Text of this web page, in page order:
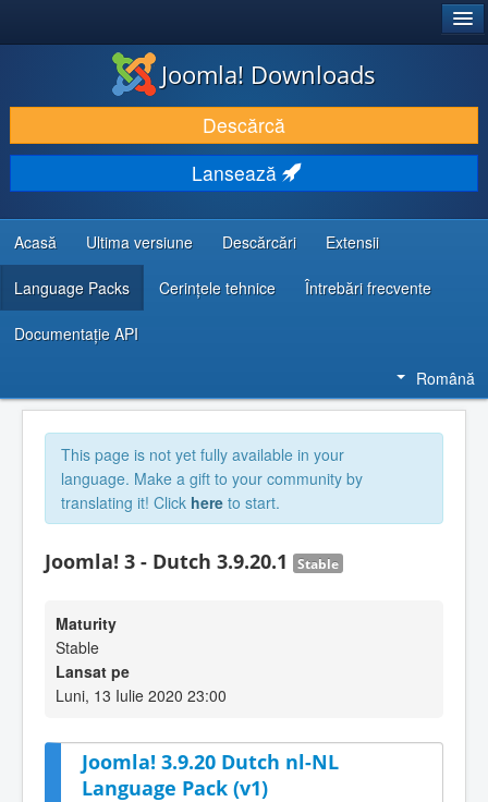
DESCARCĂ & ȘI EXTINDE
DESCOPERĂ & ÎNVAȚĂ
COMUNITATE & SUPORT
RESURSE DEZVOLTATORI
Joomla! Downloads
Descărcă
Lansează
Acasă Ultima versiune Descărcări Extensii
Language Packs Cerințele tehnice Întrebări frecvente
Documentaţie API
Română
This page is not yet fully available in your
language. Make a gift to your community by
translating it! Click here to start.
Joomla! 3 - Dutch 3.9.20.1 Stable
Maturity
Stable
Lansat pe
Luni, 13 Iulie 2020 23:00
Joomla! 3.9.20 Dutch nl-NL
Language Pack (v1)